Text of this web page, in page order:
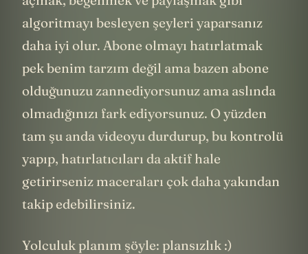
algoritmayı besleyen şeyleri yaparsanız
daha iyi olur. Abone olmayı hatırlatmak
pek benim tarzım değil ama bazen abone
olduğunuzu zannediyorsunuz ama aslında
olmadığınızı fark ediyorsunuz. O yüzden
tam şu anda videoyu durdurup, bu kontrolü
yapıp, hatırlatıcıları da aktif hale
getirirseniz maceraları çok daha yakından
takip edebilirsiniz.
Yolculuk planım şöyle: plansızlık :)